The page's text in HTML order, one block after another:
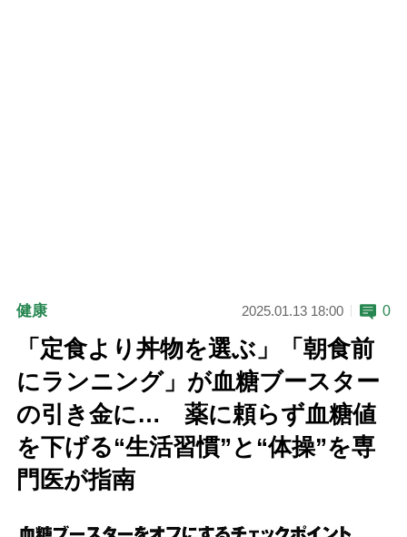
健康 2025.01.13 18:00 0
「定食より丼物を選ぶ」「朝食前
にランニング」が血糖ブースター
の引き金に… 薬に頼らず血糖値
を下げる“生活習慣”と“体操”を専
門医が指南